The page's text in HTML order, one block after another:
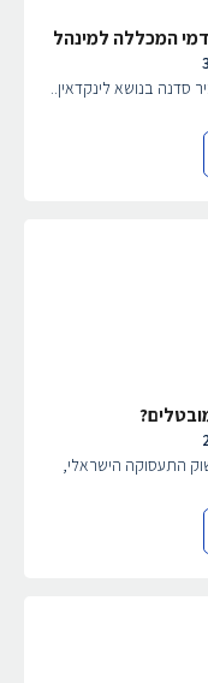
המכללה למינהל
סדנה בנושא לינקדאין..
התעסוקה הישראלי,